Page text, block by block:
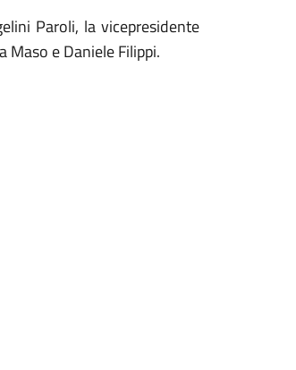
Paroli, la vicepresidente
Maso e Daniele Filippi.